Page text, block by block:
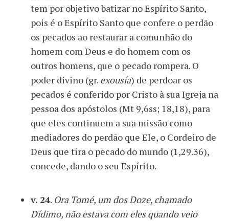
tem por objetivo batizar no Espírito Santo,
pois é o Espírito Santo que confere o perdão
os pecados ao restaurar a comunhão do
homem com Deus e do homem com os
outros homens, que o pecado rompera. O
poder divino (gr. exousía) de perdoar os
pecados é conferido por Cristo à sua Igreja na
pessoa dos apóstolos (Mt 9,6ss; 18,18), para
que eles continuem a sua missão como
mediadores do perdão que Ele, o Cordeiro de
Deus que tira o pecado do mundo (1,29.36),
concede, dando o seu Espírito.
v. 24. Ora Tomé, um dos Doze, chamado
Dídimo, não estava com eles quando veio